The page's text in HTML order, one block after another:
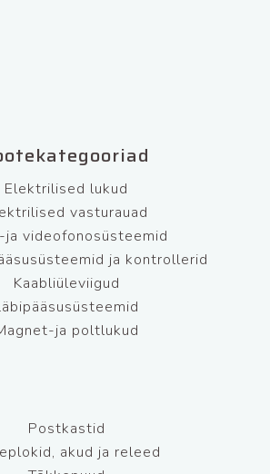
Elektrilised lukud
vasturauad
ja videofonosüsteemid
ja kontrollerid
Kaabliüleviigud
ja poltlukud
Postkastid
akud ja releed